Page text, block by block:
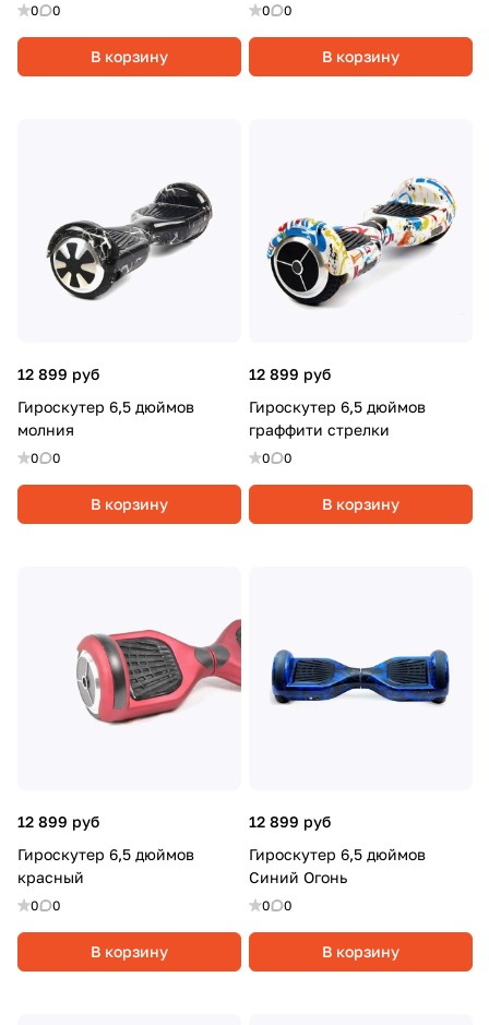
0 0
В корзину
0 0
В корзину
12 899 руб
Гироскутер 6,5 дюймов
молния
0 0
В корзину
12 899 руб
Гироскутер 6,5 дюймов
граффити стрелки
0 0
В корзину
12 899 руб
Гироскутер 6,5 дюймов
красный
0 0
В корзину
12 899 руб
Гироскутер 6,5 дюймов
Синий Огонь
0 0
В корзину